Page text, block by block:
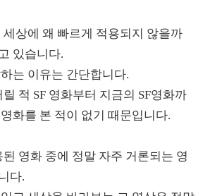
세상에 왜 빠르게 적용되지 않을까
있습니다.
는 이유는 간단합니다.
적 SF 영화부터 지금의 SF영화까
화를 본 적이 없기 때문입니다.
영화 중에 정말 자주 거론되는 영
다.